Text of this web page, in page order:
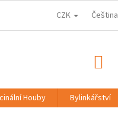
OSOBNÍCH ÚDAJŮ
CZK Čeština
Houby Bylinkářství